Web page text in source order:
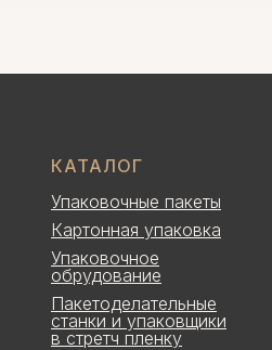
КАТАЛОГ
Упаковочные пакеты
Картонная упаковка
Упаковочное
обрудование
Пакетоделательные
станки и упаковщики
в стретч пленку